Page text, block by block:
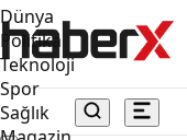
Dünya
Politika
Teknoloji
Spor
Sağlık